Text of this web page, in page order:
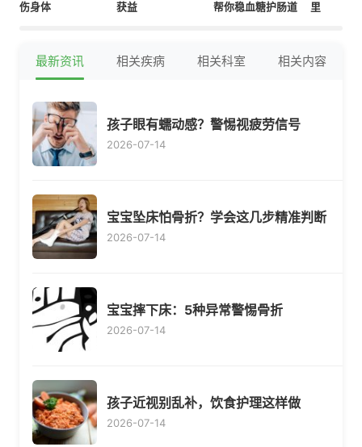
伤身体
获益
帮你稳血糖护肠道
里
最新资讯 相关疾病 相关科室 相关内容
孩子眼有蠕动感？警惕视疲劳信号
2026-07-14
宝宝坠床怕骨折？学会这几步精准判断
2026-07-14
宝宝摔下床：5种异常警惕骨折
2026-07-14
孩子近视别乱补，饮食护理这样做
2026-07-14